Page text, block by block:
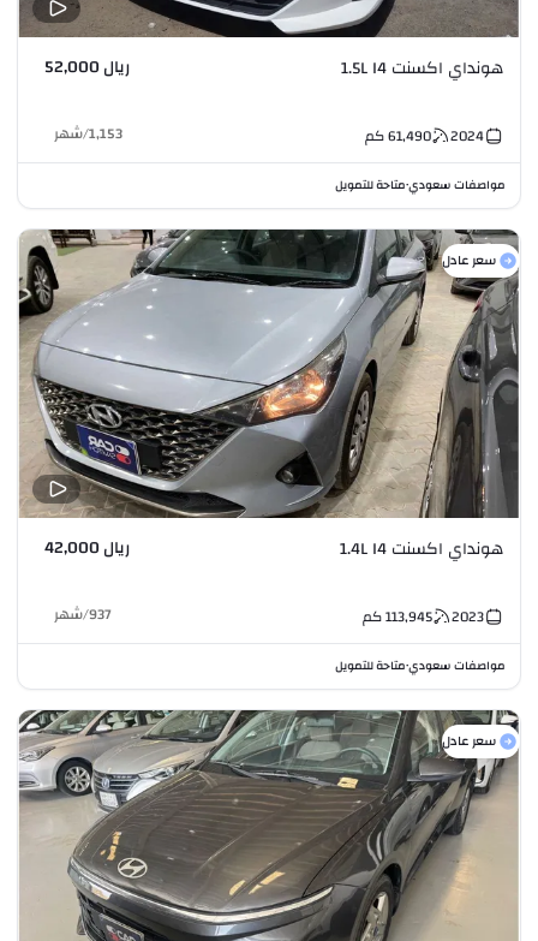
هونداي اكسنت 1.5L I4 ريال 52,000
2024
61,490كم 1,153
/شهر
مواصفات سعودي•متاحة للتمويل
سعر عادل
هونداي اكسنت 1.4L I4 ريال 42,000
2023
113,945كم 937
/شهر
مواصفات سعودي•متاحة للتمويل
سعر عادل